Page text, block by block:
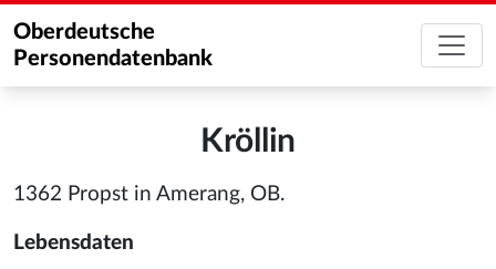
Oberdeutsche
Personendatenbank
Kröllin
1362 Propst in Amerang, OB.
Lebensdaten